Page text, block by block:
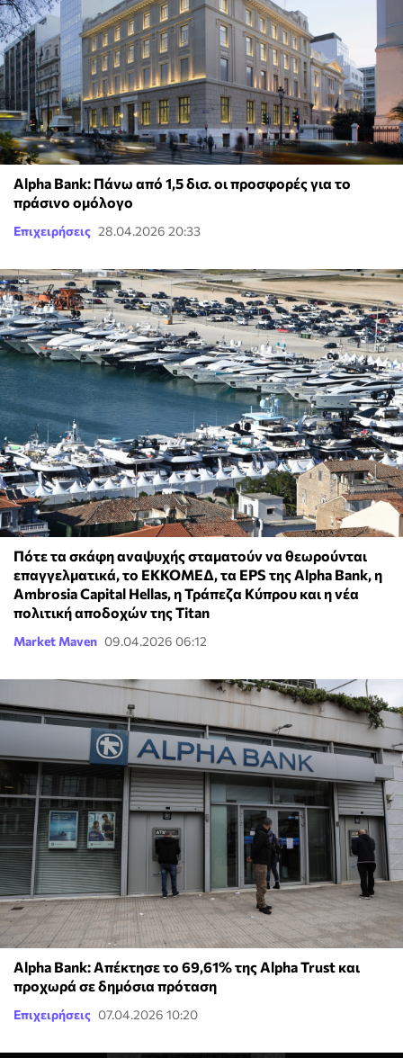
Alpha Bank: Πάνω από 1,5 δισ. οι προσφορές για το
πράσινο ομόλογο
Επιχειρήσεις 28.04.2026 20:33
Πότε τα σκάφη αναψυχής σταματούν να θεωρούνται
επαγγελματικά, το ΕΚΚΟΜΕΔ, τα EPS της Alpha Bank, η
Ambrosia Capital Hellas, η Τράπεζα Κύπρου και η νέα
πολιτική αποδοχών της Titan
Market Maven 09.04.2026 06:12
Alpha Bank: Απέκτησε το 69,61% της Alpha Trust και
προχωρά σε δημόσια πρόταση
Επιχειρήσεις 07.04.2026 10:20